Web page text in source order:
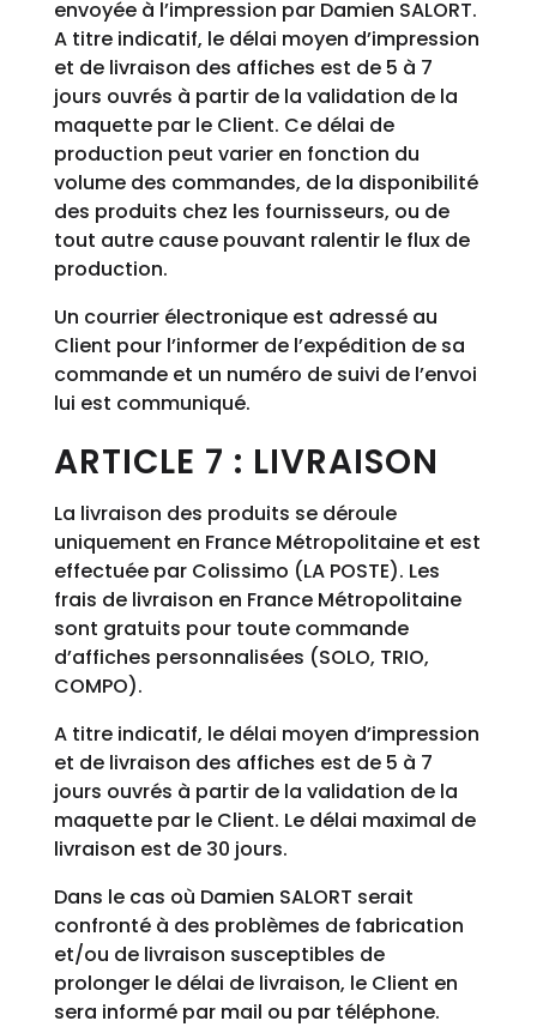
envoyée à l’impression par Damien SALORT.
A titre indicatif, le délai moyen d’impression
et de livraison des affiches est de 5 à 7
jours ouvrés à partir de la validation de la
maquette par le Client. Ce délai de
production peut varier en fonction du
volume des commandes, de la disponibilité
des produits chez les fournisseurs, ou de
tout autre cause pouvant ralentir le flux de
production.
Un courrier électronique est adressé au
Client pour l’informer de l’expédition de sa
commande et un numéro de suivi de l’envoi
lui est communiqué.
ARTICLE 7 : LIVRAISON
La livraison des produits se déroule
uniquement en France Métropolitaine et est
effectuée par Colissimo (LA POSTE). Les
frais de livraison en France Métropolitaine
sont gratuits pour toute commande
d’affiches personnalisées (SOLO, TRIO,
COMPO).
A titre indicatif, le délai moyen d’impression
et de livraison des affiches est de 5 à 7
jours ouvrés à partir de la validation de la
maquette par le Client. Le délai maximal de
livraison est de 30 jours.
Dans le cas où Damien SALORT serait
confronté à des problèmes de fabrication
et/ou de livraison susceptibles de
prolonger le délai de livraison, le Client en
sera informé par mail ou par téléphone.